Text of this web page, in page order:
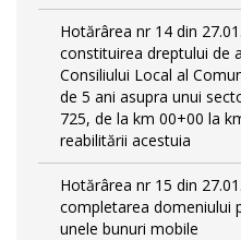
Hotărârea nr 14 din
constituirea dreptului de
Consiliului Local al
de 5 ani asupra unui
725, de la km 00+00 la
reabilitării acestuia
Hotărârea nr 15 din
completarea domeniului
unele bunuri mobile